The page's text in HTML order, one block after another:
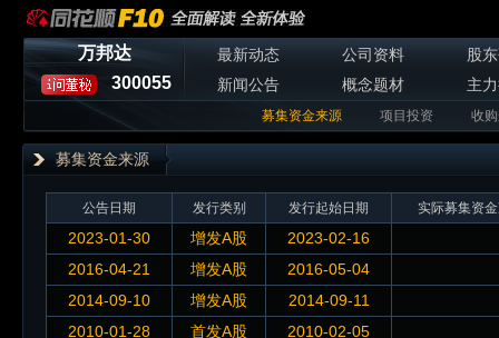
万邦达
300055
最新动态 公司资料
股
新闻公告
概念题材 主
募集资金来源 项目投资 收
募集资金来源
公告日期 发行类别 发行起始日期 实际募集资
2023-01-30 增发A股
2023-02-16
2016-04-21
增发A股
2016-05-04
2014-09-10
增发A股
2014-09-11
2010-01-28
首发A股 2010-02-05